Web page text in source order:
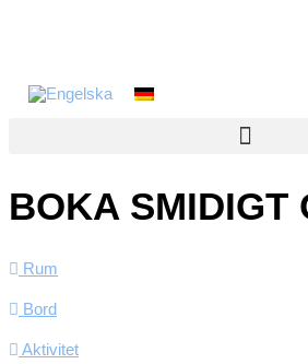
BOKA SMIDIGT
Rum
Bord
Aktivitet